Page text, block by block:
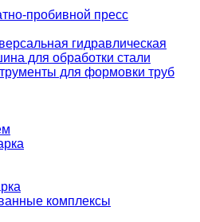
пробивной пресс
гидравлическая
для обработки стали
для формовки труб
комплексы